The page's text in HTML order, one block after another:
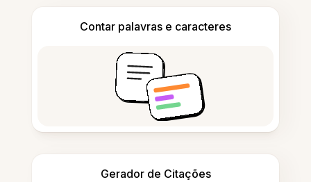
Contar palavras e caracteres
Gerador de Citações